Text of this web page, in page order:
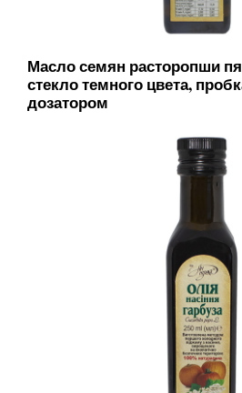
Масло семян расторопши
стекло темного цвета,
дозатором